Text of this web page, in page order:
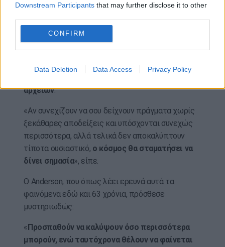
Downstream Participants that may further disclose it to other
CONFIRM
Data Deletion Data Access Privacy Policy
δημοσιότητατις επόμενες εβδομάδες.
Ωστόσο, ο Anderson εκτιμά ότι
«κουραστεί» να βλέπει ασαφείς αποκαλύψεις
λόγω της «μικρής διάρκειας προσοχής» του,
κάτι που θεωρεί πως η κυβέρνηση υπολογίζει
αρχείων.
«Αν συνεχίζουν να σου δείχνουν πράγματα χωρίς
ξεκάθαρες αποδείξεις και υπόσχονται συνεχώς
περισσότερα, αλλά τελικά δεν αποκαλύπτουν
τίποτα ουσιαστικό, ο κόσμος θα σταματήσει να
δίνει σημασία», είπε.
Ο Anderson, που όπως λέει ερευνά αυτά τα
φαινόμενα εδώ και 63 χρόνια, πρόσθεσε
μυστηριωδώς:
«Προσπαθούν να καλύψουν όσο περισσότερα
μπορούν, ενώ ταυτόχρονα θέλουν να φαίνεται